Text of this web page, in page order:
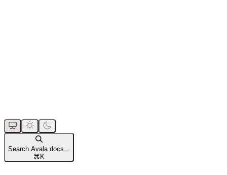
Search Avala docs...
⌘ K